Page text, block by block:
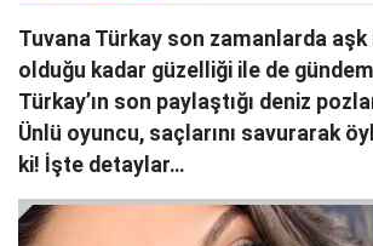
Tuvana Türkay son zamanlarda aşk
olduğu kadar güzelliği ile de
Türkay’ın son paylaştığı deniz
Ünlü oyuncu, saçlarını savurarak
ki! İşte detaylar…